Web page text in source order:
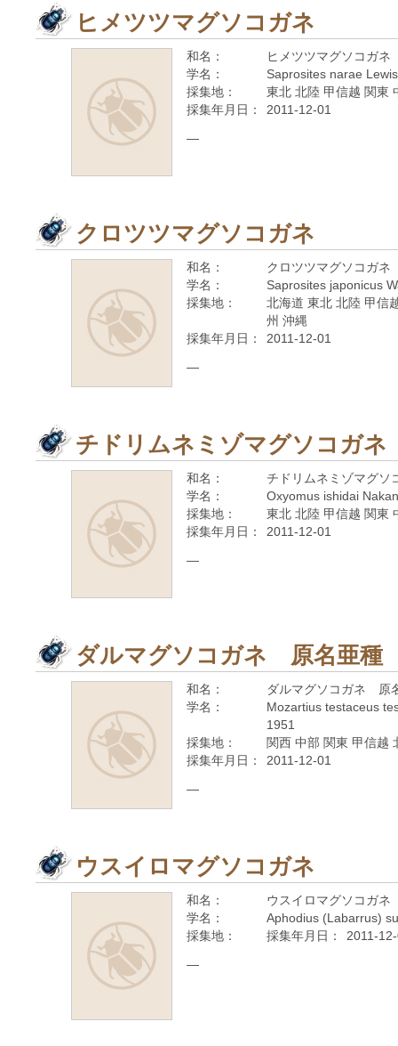
ヒメツツマグソコガネ
和名：
ヒメツツマグソコガネ
学名：
Saprosites narae
採集地：
東北 北陸 甲信越 関東
採集年月日：
2011-12-01
—
クロツツマグソコガネ
和名：
クロツツマグソコガネ
学名：
Saprosites japonicus
採集地：
北海道 東北 北陸 甲信
州 沖縄
採集年月日：
2011-12-01
—
チドリムネミゾマグソコガネ
和名：
チドリムネミゾマグソ
学名：
Oxyomus ishidai
採集地：
東北 北陸 甲信越 関東
採集年月日：
2011-12-01
—
ダルマグソコガネ 原名亜種
和名：
ダルマグソコガネ 原
学名：
Mozartius testaceus
1951
採集地：
関西 中部 関東 甲信越
採集年月日：
2011-12-01
—
ウスイロマグソコガネ
和名：
ウスイロマグソコガネ
学名：
Aphodius (Labarrus)
採集地：
採集年月日： 2011-
—